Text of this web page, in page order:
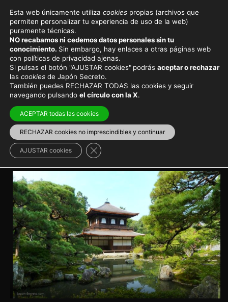
Viajar a Japón Destinos principales
Templo Ginkakuji o pabellón
de plata de Kioto
El templo que quiso asemejarse en belleza al Pabellón
Dorado
Kioto > Higashiyama Atractivos de Japón
> Templos y santuarios
Esta web únicamente utiliza cookies propias (archivos que
permiten personalizar tu experiencia de uso de la web)
puramente técnicas.
NO recabamos ni cedemos datos personales sin tu
conocimiento. Sin embargo, hay enlaces a otras páginas web
con políticas de privacidad ajenas.
Si pulsas el botón "AJUSTAR cookies" podrás aceptar o rechazar
las cookies de Japón Secreto.
También puedes RECHAZAR TODAS las cookies y seguir
navegando pulsando el círculo con la X.
ACEPTAR todas las cookies
RECHAZAR cookies no imprescindibles y continuar
AJUSTAR cookies Cerrar el banner de cookies RGPD